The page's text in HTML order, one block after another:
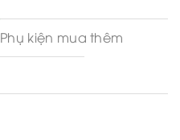
Phụ kiện mua thêm